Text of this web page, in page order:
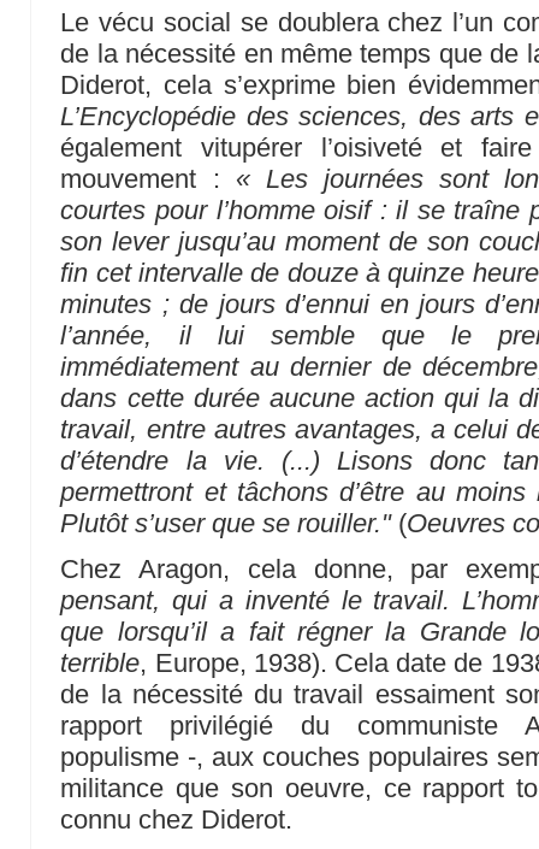
Le vécu social se doublera chez l’un
de la nécessité en même temps que de
Diderot, cela s’exprime bien
L’Encyclopédie des sciences, des arts
également vitupérer l’oisiveté et
mouvement : « Les journées sont
courtes pour l’homme oisif : il se traîne
son lever jusqu’au moment de son
fin cet intervalle de douze à quinze
minutes ; de jours d’ennui en jours
l’année, il lui semble que le
immédiatement au dernier de
dans cette durée aucune action qui la
travail, entre autres avantages, a celui
d’étendre la vie. (...) Lisons donc
permettront et tâchons d’être au
Plutôt s’user que se rouiller."(Oeuvres
Chez Aragon, cela donne, par
pensant, qui a inventé le travail.
que lorsqu’il a fait régner la Grande
terrible, Europe, 1938). Cela date de
de la nécessité du travail essaiment
rapport privilégié du communiste
populisme -, aux couches populaires
militance que son oeuvre, ce rapport
connu chez Diderot.